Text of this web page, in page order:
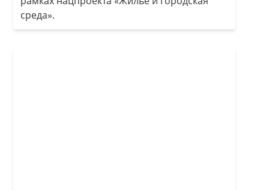
среда».